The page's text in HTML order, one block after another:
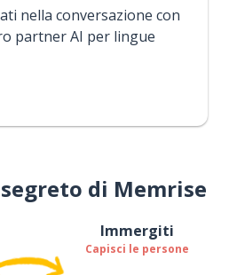
nella conversazione con
partner AI per lingue
di Memrise
Immergiti
Capisci le persone